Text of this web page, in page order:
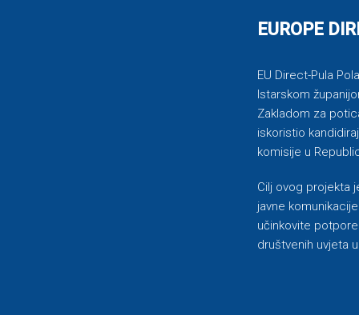
EUROPE
EU Direct-Pula
Istarskom
Zakladom za
iskoristio
komisije u
Cilj ovog projekta
javne
učinkovite
društvenih uvjeta